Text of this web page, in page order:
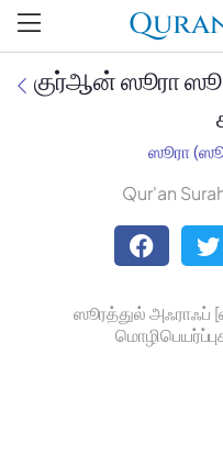
Jan Trust Foundation
Mufti Omar Sheriff
குர்ஆன் ஸூரா
ஸூரா
Qur'an
ஸூரத்துல் அஃராஃப்